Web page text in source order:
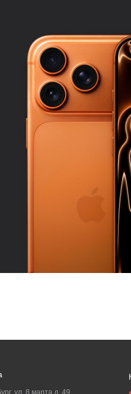
ул. 8 марта д. 49